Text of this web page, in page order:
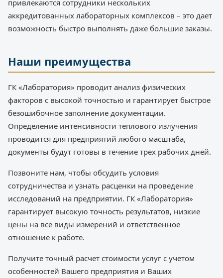
привлекаются сотрудники нескольких
аккредитованных лабораторных комплексов – это дает
возможность быстро выполнять даже большие заказы.
Наши преимущества
ГК «Лаборатория» проводит анализ физических
факторов с высокой точностью и гарантирует быстрое
безошибочное заполнение документации.
Определение интенсивности теплового излучения
проводится для предприятий любого масштаба,
документы будут готовы в течение трех рабочих дней.
Позвоните нам, чтобы обсудить условия
сотрудничества и узнать расценки на проведение
исследований на предприятии. ГК «Лаборатория»
гарантирует высокую точность результатов, низкие
цены на все виды измерений и ответственное
отношение к работе.
Получите точный расчет стоимости услуг с учетом
особенностей Вашего предприятия и Ваших